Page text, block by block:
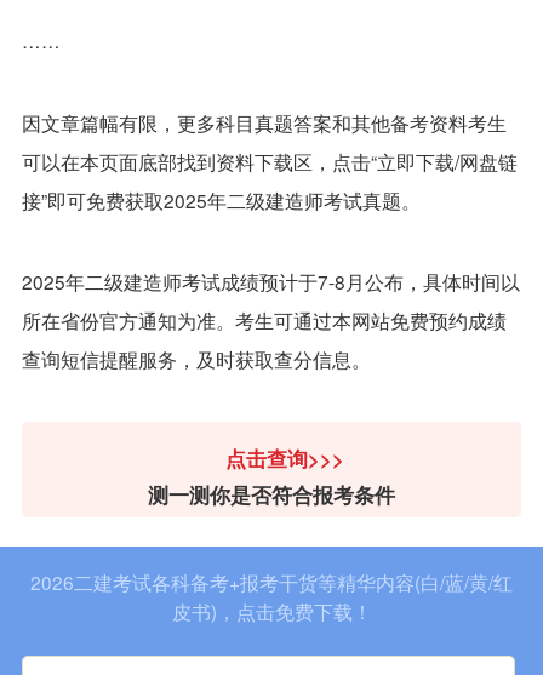
……
因文章篇幅有限，更多科目真题答案和其他备考资料考生
可以在本页面底部找到资料下载区，点击“立即下载/网盘链
接”即可免费获取2025年二级建造师考试真题。
2025年二级建造师考试成绩预计于7-8月公布，具体时间以
所在省份官方通知为准。考生可通过本网站免费预约成绩
查询短信提醒服务，及时获取查分信息。
点击查询>>>
测一测你是否符合报考条件
2026二建考试各科备考+报考干货等精华内容(白/蓝/黄/红
皮书)，点击免费下载！